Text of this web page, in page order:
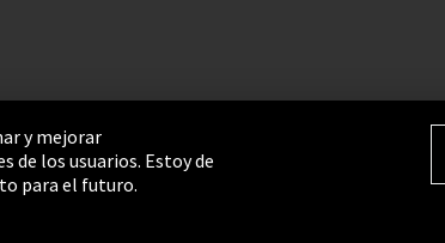
Condiciones
y mejorar
de los usuarios. Estoy de
para el futuro.